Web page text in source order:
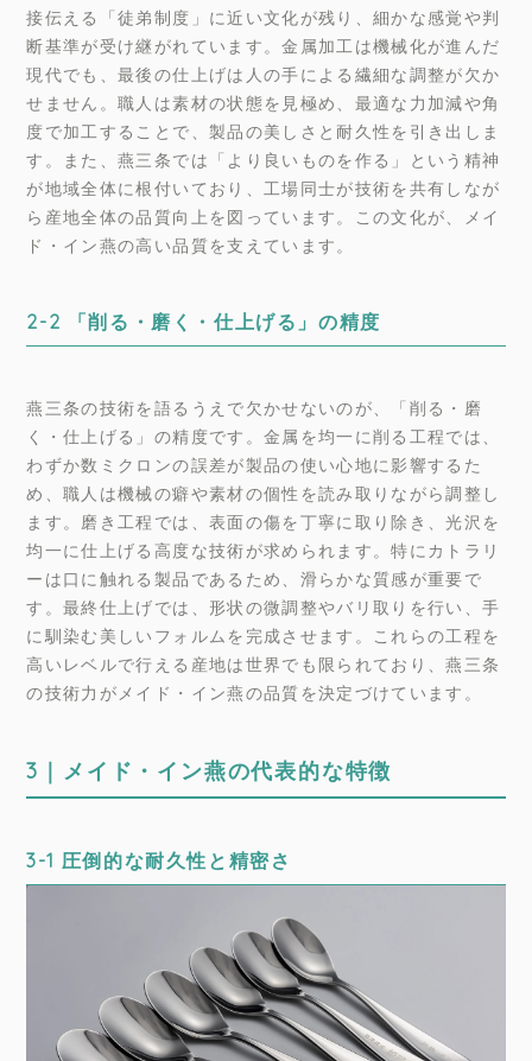
接伝える「徒弟制度」に近い文化が残り、細かな感覚や判
断基準が受け継がれています。金属加工は機械化が進んだ
現代でも、最後の仕上げは人の手による繊細な調整が欠か
せません。職人は素材の状態を見極め、最適な力加減や角
度で加工することで、製品の美しさと耐久性を引き出しま
す。また、燕三条では「より良いものを作る」という精神
が地域全体に根付いており、工場同士が技術を共有しなが
ら産地全体の品質向上を図っています。この文化が、メイ
ド・イン燕の高い品質を支えています。
2-2 「削る・磨く・仕上げる」の精度
燕三条の技術を語るうえで欠かせないのが、「削る・磨
く・仕上げる」の精度です。金属を均一に削る工程では、
わずか数ミクロンの誤差が製品の使い心地に影響するた
め、職人は機械の癖や素材の個性を読み取りながら調整し
ます。磨き工程では、表面の傷を丁寧に取り除き、光沢を
均一に仕上げる高度な技術が求められます。特にカトラリ
ーは口に触れる製品であるため、滑らかな質感が重要で
す。最終仕上げでは、形状の微調整やバリ取りを行い、手
に馴染む美しいフォルムを完成させます。これらの工程を
高いレベルで行える産地は世界でも限られており、燕三条
の技術力がメイド・イン燕の品質を決定づけています。
3｜メイド・イン燕の代表的な特徴
3-1 圧倒的な耐久性と精密さ